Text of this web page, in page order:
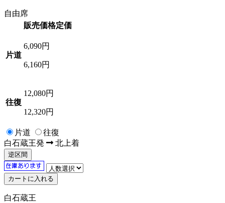
自由席
販売価格定価
片道
6,090円
6,160円
往復
12,080円
12,320円
片道
往復
白石蔵王発 北上着
逆区間
白石蔵王